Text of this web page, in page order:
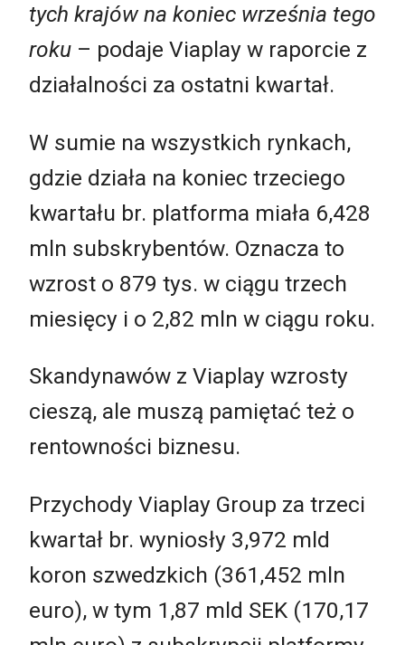
tych krajów na koniec września tego
roku – podaje Viaplay w raporcie z
działalności za ostatni kwartał.
W sumie na wszystkich rynkach,
gdzie działa na koniec trzeciego
kwartału br. platforma miała 6,428
mln subskrybentów. Oznacza to
wzrost o 879 tys. w ciągu trzech
miesięcy i o 2,82 mln w ciągu roku.
Skandynawów z Viaplay wzrosty
cieszą, ale muszą pamiętać też o
rentowności biznesu.
Przychody Viaplay Group za trzeci
kwartał br. wyniosły 3,972 mld
koron szwedzkich (361,452 mln
euro), w tym 1,87 mld SEK (170,17